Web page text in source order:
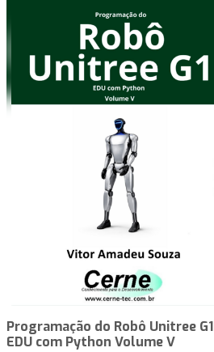
Programação do Robô Unitree G1
EDU com Python Volume V